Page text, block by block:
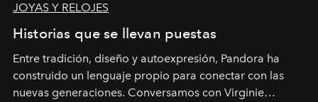
JOYAS Y RELOJES
Historias que se llevan puestas
Entre tradición, diseño y autoexpresión, Pandora ha
construido un lenguaje propio para conectar con las
nuevas generaciones. Conversamos con Virginie